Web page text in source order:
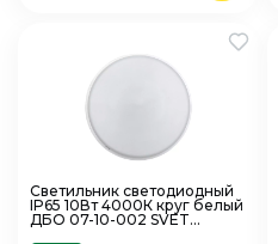
Светильник светодиодный
IP65 10Вт 4000К круг белый
ДБО 07-10-002 SVET